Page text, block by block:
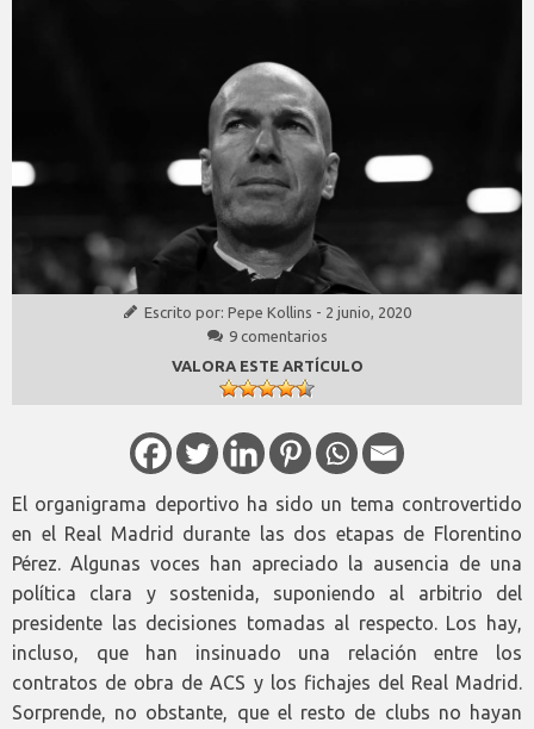
Escrito por: Pepe Kollins - 2 junio, 2020
9 comentarios
VALORA ESTE ARTÍCULO
El organigrama deportivo ha sido un tema controvertido
en el Real Madrid durante las dos etapas de Florentino
Pérez. Algunas voces han apreciado la ausencia de una
política clara y sostenida, suponiendo al arbitrio del
presidente las decisiones tomadas al respecto. Los hay,
incluso, que han insinuado una relación entre los
contratos de obra de ACS y los fichajes del Real Madrid.
Sorprende, no obstante, que el resto de clubs no hayan